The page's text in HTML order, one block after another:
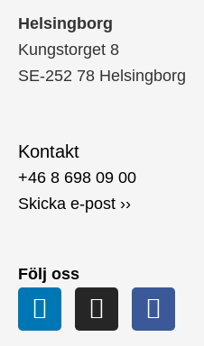
Helsingborg
Kungstorget 8
SE-252 78 Helsingborg
Kontakt
+46 8 698 09 00
Skicka e-post ››
Följ oss